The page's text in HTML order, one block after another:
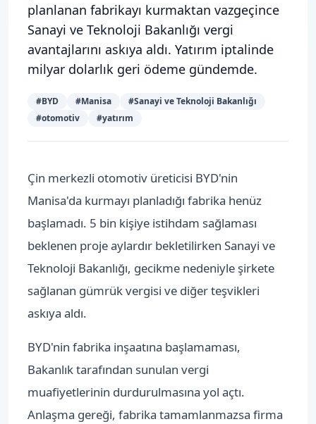
planlanan fabrikayı kurmaktan vazgeçince
Sanayi ve Teknoloji Bakanlığı vergi
avantajlarını askıya aldı. Yatırım iptalinde
milyar dolarlık geri ödeme gündemde.
#BYD #Manisa #Sanayi ve Teknoloji Bakanlığı
#otomotiv #yatırım
Çin merkezli otomotiv üreticisi BYD'nin
Manisa'da kurmayı planladığı fabrika henüz
başlamadı. 5 bin kişiye istihdam sağlaması
beklenen proje aylardır bekletilirken Sanayi ve
Teknoloji Bakanlığı, gecikme nedeniyle şirkete
sağlanan gümrük vergisi ve diğer teşvikleri
askıya aldı.
BYD'nin fabrika inşaatına başlamaması,
Bakanlık tarafından sunulan vergi
muafiyetlerinin durdurulmasına yol açtı.
Anlaşma gereği, fabrika tamamlanmazsa firma